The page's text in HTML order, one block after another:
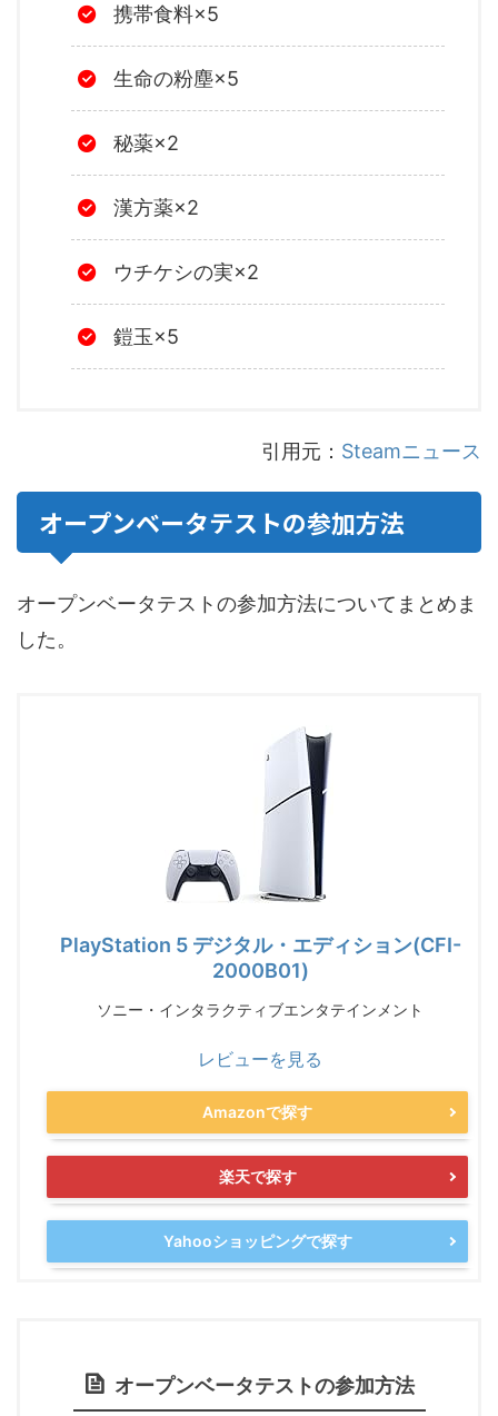
携帯食料×5
生命の粉塵×5
秘薬×2
漢方薬×2
ウチケシの実×2
鎧玉×5
引用元： Steamニュース
オープンベータテストの参加方法
オープンベータテストの参加方法についてまとめま
した。
PlayStation 5 デジタル・エディション(CFI-
2000B01)
ソニー・インタラクティブエンタテインメント
レビューを見る
Amazonで探す
楽天で探す
Yahooショッピングで探す
オープンベータテストの参加方法